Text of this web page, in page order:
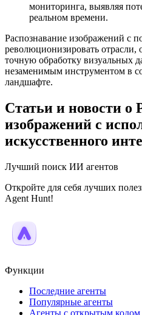
мониторинга, выявляя
реальном времени.
Распознавание изображений с
революционизировать отрасли,
точную обработку визуальных
незаменимым инструментом в
ландшафте.
Статьи и новости о
изображений с
искусственного
Лучший поиск ИИ агентов
Откройте для себя лучших
Agent Hunt!
Функции
Последние агенты
Популярные агенты
Агенты с открытым кодом